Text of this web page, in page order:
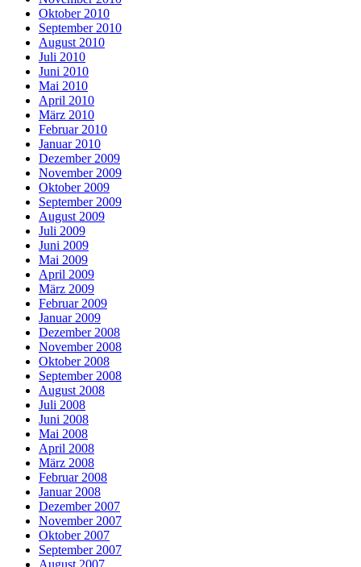
Oktober 2010
September 2010
August 2010
Juli 2010
Juni 2010
Mai 2010
April 2010
März 2010
Februar 2010
Januar 2010
Dezember 2009
November 2009
Oktober 2009
September 2009
August 2009
Juli 2009
Juni 2009
Mai 2009
April 2009
März 2009
Februar 2009
Januar 2009
Dezember 2008
November 2008
Oktober 2008
September 2008
August 2008
Juli 2008
Juni 2008
Mai 2008
April 2008
März 2008
Februar 2008
Januar 2008
Dezember 2007
November 2007
Oktober 2007
September 2007
August 2007